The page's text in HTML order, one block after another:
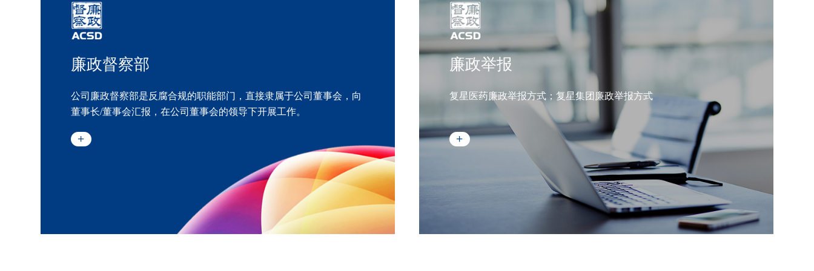
廉政督察部
公司廉政督察部是反腐合规的职能部门，直接隶属于公司董事会，向
董事长/董事会汇报，在公司董事会的领导下开展工作。
廉政举报
复星医药廉政举报方式；复星集团廉政举报方式